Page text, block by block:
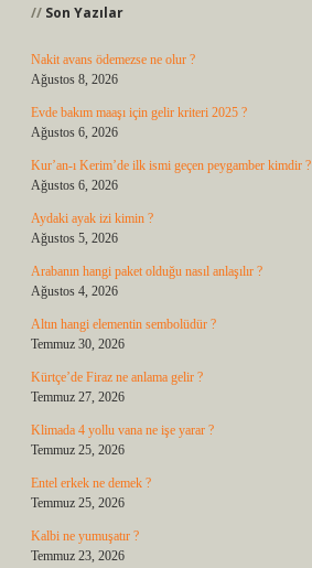
Son Yazılar
Nakit avans ödemezse ne olur ?
Ağustos 8, 2026
Evde bakım maaşı için gelir kriteri 2025 ?
Ağustos 6, 2026
Kur’an-ı Kerim’de ilk ismi geçen peygamber kimdir ?
Ağustos 6, 2026
Aydaki ayak izi kimin ?
Ağustos 5, 2026
Arabanın hangi paket olduğu nasıl anlaşılır ?
Ağustos 4, 2026
Altın hangi elementin sembolüdür ?
Temmuz 30, 2026
Kürtçe’de Firaz ne anlama gelir ?
Temmuz 27, 2026
Klimada 4 yollu vana ne işe yarar ?
Temmuz 25, 2026
Entel erkek ne demek ?
Temmuz 25, 2026
Kalbi ne yumuşatır ?
Temmuz 23, 2026